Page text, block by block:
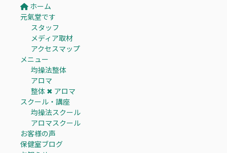
ホーム
元氣堂です
スタッフ
メディア取材
アクセスマップ
メニュー
均操法整体
アロマ
整体 ✖︎ アロマ
スクール・講座
均操法スクール
アロマスクール
お客様の声
保健室ブログ